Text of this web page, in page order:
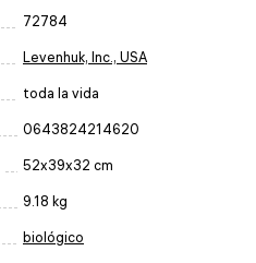
72784
Levenhuk, Inc., USA
toda la vida
0643824214620
52x39x32 cm
9.18 kg
biológico